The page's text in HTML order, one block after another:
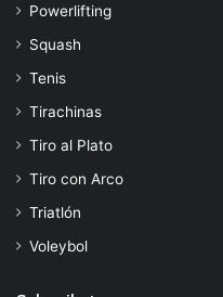
Powerlifting
Squash
Tenis
Tirachinas
Tiro al Plato
Tiro con Arco
Triatlón
Voleybol